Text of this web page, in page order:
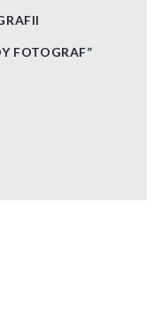
FOTOGRAF”